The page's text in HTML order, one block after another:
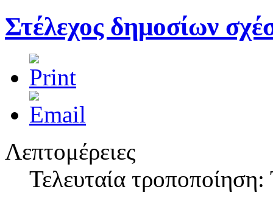
Στέλεχος δημοσίων
Λεπτομέρειες
Τελευταία